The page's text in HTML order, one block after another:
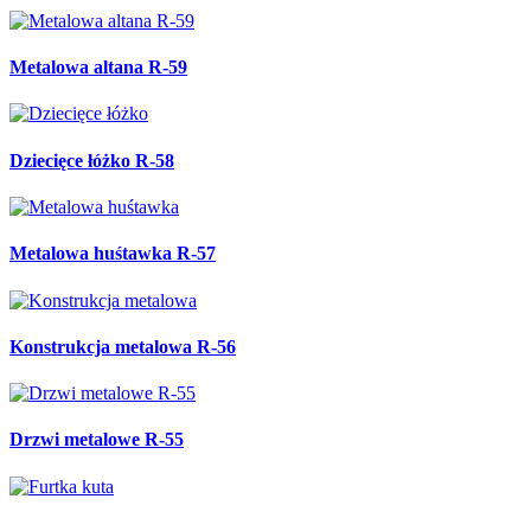
Metalowa altana R-59
Dziecięce łóżko R-58
Metalowa huśtawka R-57
Konstrukcja metalowa R-56
Drzwi metalowe R-55